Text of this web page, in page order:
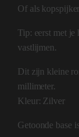
Of als
Tip: eerst met je
vastlijmen.
Dit zijn kleine
millimeter.
Kleur: Zilver
Getoonde base